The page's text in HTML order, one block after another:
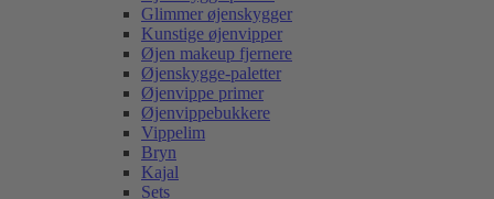
Glimmer øjenskygger
Kunstige øjenvipper
Øjen makeup fjernere
Øjenskygge-paletter
Øjenvippe primer
Øjenvippebukkere
Vippelim
Bryn
Kajal
Sets